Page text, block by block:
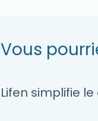
Vous
Lifen simplifie